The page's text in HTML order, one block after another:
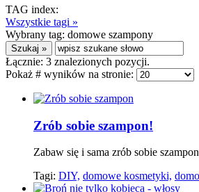
TAG index:
Wszystkie tagi »
Wybrany tag: domowe szampony
Łącznie: 3 znalezionych pozycji.
Pokaż # wyników na stronie:
Zrób sobie szampon!
Zabaw się i sama zrób sobie
Tagi: DIY, domowe kosmetyki,